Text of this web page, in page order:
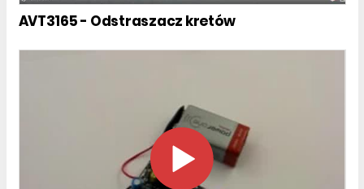
AVT3165 - Odstraszacz kretów